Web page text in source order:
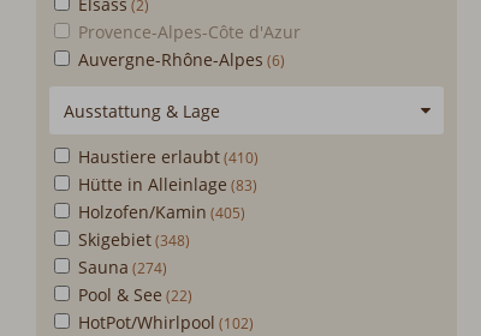
Provence-Alpes-Côte d'Azur
Auvergne-Rhône-Alpes
Ausstattung & Lage
Haustiere erlaubt
Hütte in Alleinlage
Holzofen/Kamin
Skigebiet
Sauna
Pool & See
HotPot/Whirlpool